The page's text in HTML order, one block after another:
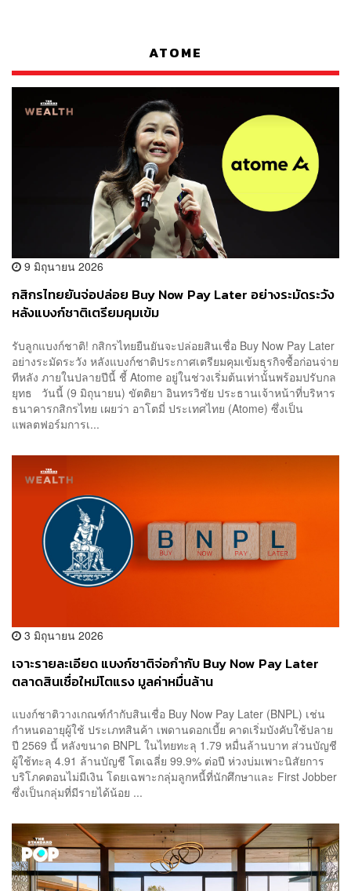
ATOME
9 มิถุนายน 2026
กสิกรไทยยันจ่อปล่อย Buy Now Pay Later อย่างระมัดระวัง
หลังแบงก์ชาติเตรียมคุมเข้ม
รับลูกแบงก์ชาติ! กสิกรไทยยืนยันจะปล่อยสินเชื่อ Buy Now Pay Later
อย่างระมัดระวัง หลังแบงก์ชาติประกาศเตรียมคุมเข้มธุรกิจซื้อก่อนจ่าย
ทีหลัง ภายในปลายปีนี้ ชี้ Atome อยู่ในช่วงเริ่มต้นเท่านั้นพร้อมปรับกล
ยุทธ วันนี้ (9 มิถุนายน) ขัตติยา อินทรวิชัย ประธานเจ้าหน้าที่บริหาร
ธนาคารกสิกรไทย เผยว่า อาโตมี่ ประเทศไทย (Atome) ซึ่งเป็น
แพลตฟอร์มการเ...
3 มิถุนายน 2026
เจาะรายละเอียด แบงก์ชาติจ่อกำกับ Buy Now Pay Later
ตลาดสินเชื่อใหม่โตแรง มูลค่าหมื่นล้าน
แบงก์ชาติวางเกณฑ์กำกับสินเชื่อ Buy Now Pay Later (BNPL) เช่น
กำหนดอายุผู้ใช้ ประเภทสินค้า เพดานดอกเบี้ย คาดเริ่มบังคับใช้ปลาย
ปี 2569 นี้ หลังขนาด BNPL ในไทยทะลุ 1.79 หมื่นล้านบาท ส่วนบัญชี
ผู้ใช้ทะลุ 4.91 ล้านบัญชี โตเฉลี่ย 99.9% ต่อปี ห่วงบ่มเพาะนิสัยการ
บริโภคตอนไม่มีเงิน โดยเฉพาะกลุ่มลูกหนี้ที่นักศึกษาและ First Jobber
ซึ่งเป็นกลุ่มที่มีรายได้น้อย ...